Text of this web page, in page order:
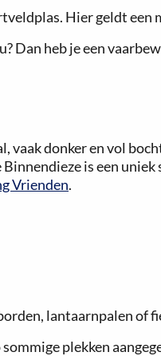
Hier geldt
Dan heb je een
vaak donker en vol
is een
Vrienden.
lantaarnpalen of
plekken